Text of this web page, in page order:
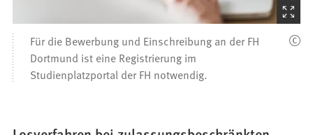
(Startet
den
Für die Bewerbung und Einschreibung an der FH
Dortmund ist eine Registrierung im
Studienplatzportal der FH notwendig.